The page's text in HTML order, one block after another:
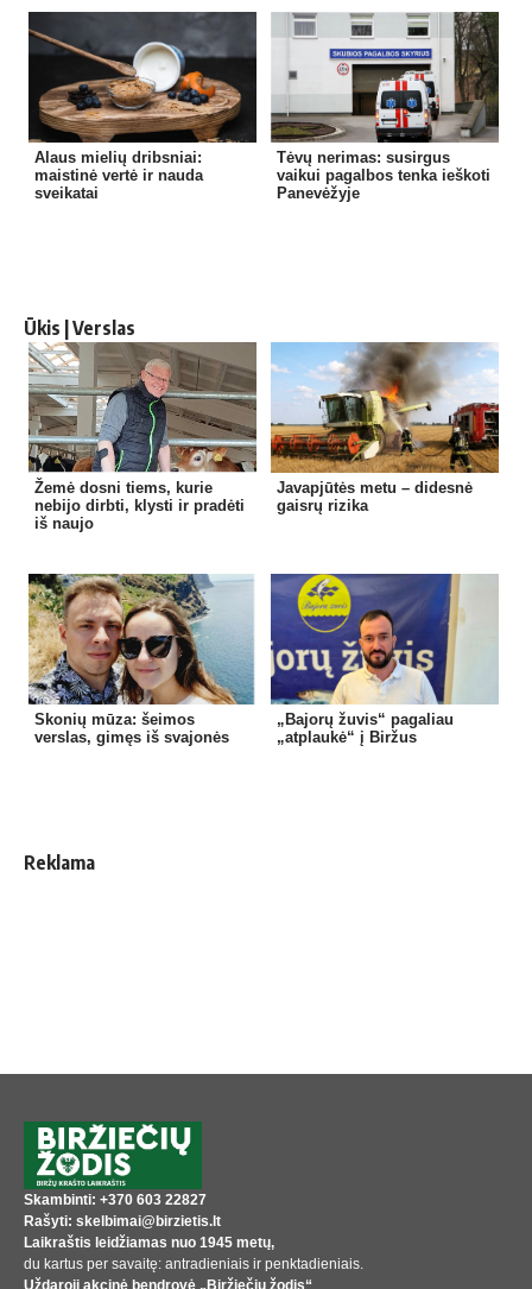
Alaus mielių dribsniai:
maistinė vertė ir nauda
sveikatai
Tėvų nerimas: susirgus
vaikui pagalbos tenka ieškoti
Panevėžyje
Ūkis | Verslas
Žemė dosni tiems, kurie
nebijo dirbti, klysti ir pradėti
iš naujo
Javapjūtės metu – didesnė
gaisrų rizika
Skonių mūza: šeimos
verslas, gimęs iš svajonės
„Bajorų žuvis“ pagaliau
„atplaukė“ į Biržus
Reklama
Skambinti: +370 603 22827
Rašyti: skelbimai@birzietis.lt
Laikraštis leidžiamas nuo 1945 metų,
du kartus per savaitę: antradieniais ir penktadieniais.
Uždaroji akcinė bendrovė „Biržiečių žodis“